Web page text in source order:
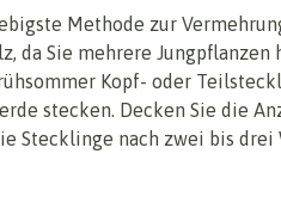
Methode zur
da Sie mehrere
Kopf- oder
stecken. Decken Sie die
Stecklinge nach zwei bis